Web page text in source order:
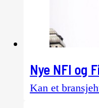
Nye NFI og
Kan et